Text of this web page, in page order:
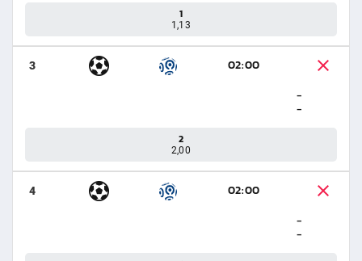
1
1,13
3
02:00
-
-
2
2,00
4
02:00
-
-